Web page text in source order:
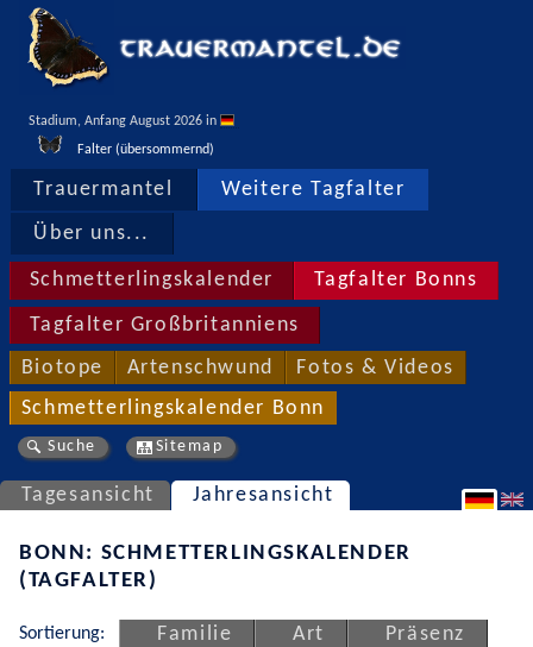
Stadium, Anfang August 2026 in
Falter (übersommernd)
Trauermantel Weitere Tagfalter
Über uns...
Schmetterlingskalender Tagfalter Bonns
Tagfalter Großbritanniens
Biotope Artenschwund Fotos & Videos
Schmetterlingskalender Bonn
Suche Sitemap
Tagesansicht Jahresansicht
BONN: SCHMETTERLINGSKALENDER
(TAGFALTER)
Sortierung: Familie Art
Präsenz